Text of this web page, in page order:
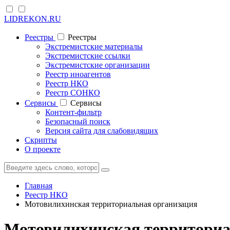
LIDREKON.RU
Реестры
Реестры
Экстремистские материалы
Экстремистские ссылки
Экстремистские организации
Реестр иноагентов
Реестр НКО
Реестр СОНКО
Cервисы
Cервисы
Контент-фильтр
Безопасный поиск
Версия сайта для слабовидящих
Скрипты
О проекте
Главная
Реестр НКО
Мотовилихинская территориальная организация